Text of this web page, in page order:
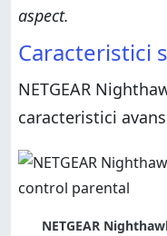
aspect.
Caracteristici
NETGEAR
caracteristici
NETGEAR